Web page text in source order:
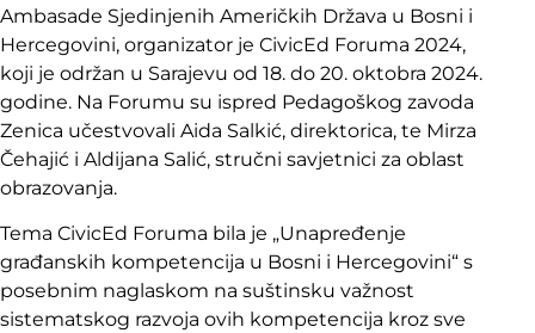
Ambasade Sjedinjenih Američkih Država u Bosni i
Hercegovini, organizator je CivicEd Foruma 2024,
koji je održan u Sarajevu od 18. do 20. oktobra 2024.
godine. Na Forumu su ispred Pedagoškog zavoda
Zenica učestvovali Aida Salkić, direktorica, te Mirza
Čehajić i Aldijana Salić, stručni savjetnici za oblast
obrazovanja.
Tema CivicEd Foruma bila je „Unapređenje
građanskih kompetencija u Bosni i Hercegovini“ s
posebnim naglaskom na suštinsku važnost
sistematskog razvoja ovih kompetencija kroz sve